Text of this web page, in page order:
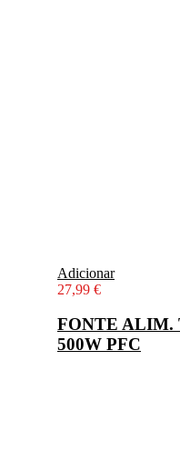
Adicionar
27,99 €
FONTE ALIM.
500W PFC